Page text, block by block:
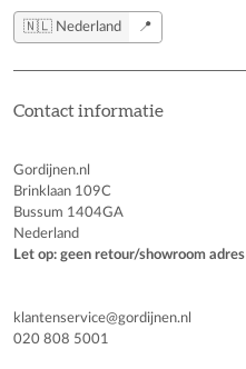
🇳🇱 Nederland 📍
Contact informatie
Gordijnen.nl
Brinklaan 109C
Bussum 1404GA
Nederland
Let op: geen retour/showroom adres
klantenservice@gordijnen.nl
020 808 5001